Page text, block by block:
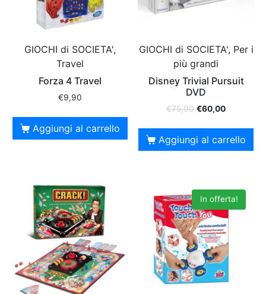
GIOCHI di SOCIETA',
Travel
Forza 4 Travel
€9,90
Aggiungi al carrello
GIOCHI di SOCIETA', Per i
più grandi
Disney Trivial Pursuit
DVD
€75,00 €60,00
Aggiungi al carrello
In offerta!